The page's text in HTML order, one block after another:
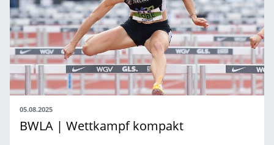
05.08.2025
BWLA | Wettkampf kompakt